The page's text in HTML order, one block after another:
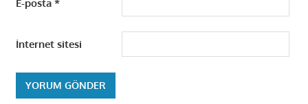
E-posta *
İnternet sitesi